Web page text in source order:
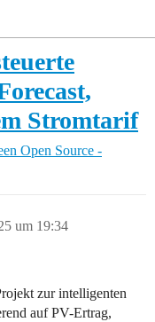
Stromtarif
Open Source -
um 19:34
zur intelligenten
auf PV-Ertrag,